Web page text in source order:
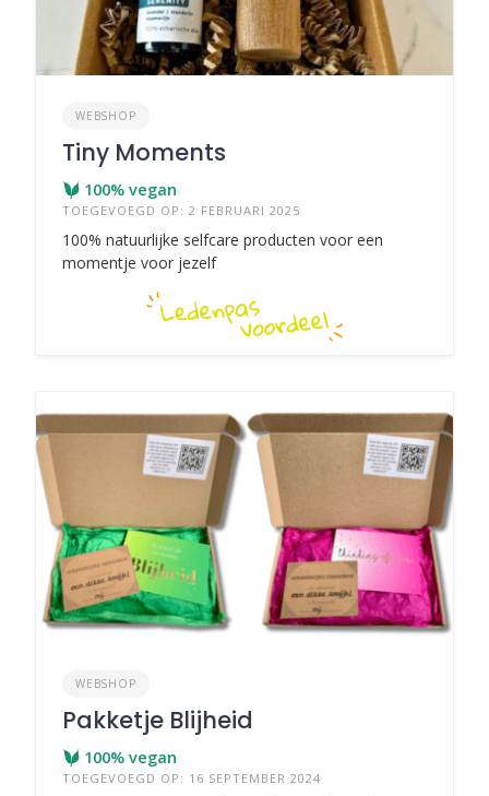
WEBSHOP
Tiny Moments
100% vegan
TOEGEVOEGD OP: 2 FEBRUARI 2025
100% natuurlijke selfcare producten voor een
momentje voor jezelf
WEBSHOP
Pakketje Blijheid
100% vegan
TOEGEVOEGD OP: 16 SEPTEMBER 2024